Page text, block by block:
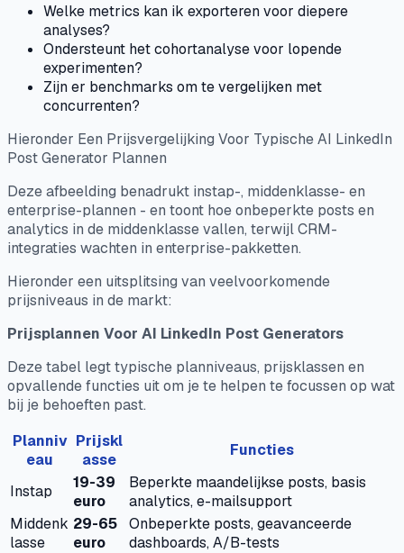
Welke metrics kan ik exporteren voor diepere
analyses?
Ondersteunt het cohortanalyse voor lopende
experimenten?
Zijn er benchmarks om te vergelijken met
concurrenten?
Hieronder Een Prijsvergelijking Voor Typische AI LinkedIn
Post Generator Plannen
Deze afbeelding benadrukt instap-, middenklasse- en
enterprise-plannen - en toont hoe onbeperkte posts en
analytics in de middenklasse vallen, terwijl CRM-
integraties wachten in enterprise-pakketten.
Hieronder een uitsplitsing van veelvoorkomende
prijsniveaus in de markt:
Prijsplannen Voor AI LinkedIn Post Generators
Deze tabel legt typische planniveaus, prijsklassen en
opvallende functies uit om je te helpen te focussen op wat
bij je behoeften past.
Planniv
eau
Prijskl
asse
Functies
Instap
19-39
euro
Beperkte maandelijkse posts, basis
analytics, e-mailsupport
Middenk
lasse
29-65
euro
Onbeperkte posts, geavanceerde
dashboards, A/B-tests